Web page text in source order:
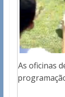
As oficinas